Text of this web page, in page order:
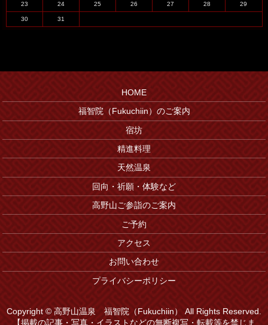
23 24 25 26 27 28 29
30 31
HOME
福智院（Fukuchiin）のご案内
宿坊
精進料理
天然温泉
回向・祈願・体験など
高野山ご参詣のご案内
ご予約
アクセス
お問い合わせ
プライバシーポリシー
Copyright © 高野山温泉 福智院（Fukuchiin） All Rights Reserved.
【掲載の記事・写真・イラストなどの無断複写・転載等を禁じま